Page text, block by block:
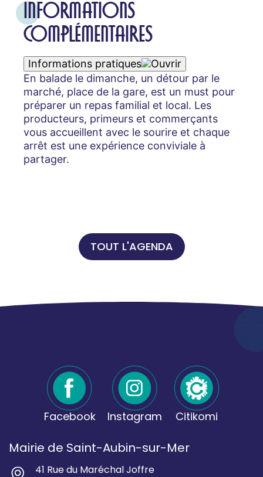
INFORMATIONS
COMPLÉMENTAIRES
Informations pratiques
En balade le dimanche, un détour par le
marché, place de la gare, est un must pour
préparer un repas familial et local. Les
producteurs, primeurs et commerçants
vous accueillent avec le sourire et chaque
arrêt est une expérience conviviale à
partager.
TOUT L'AGENDA
Facebook Instagram Citikomi
Mairie de Saint-Aubin-sur-Mer
41 Rue du Maréchal Joffre